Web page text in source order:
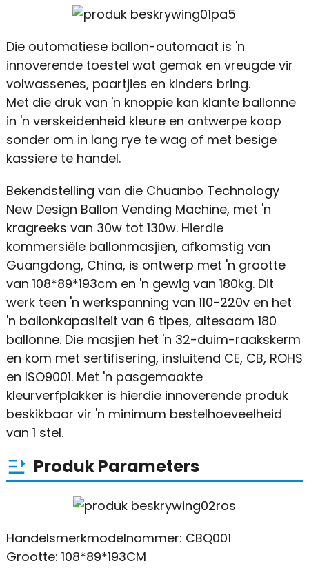
Die outomatiese ballon-outomaat is 'n
innoverende toestel wat gemak en vreugde vir
volwassenes, paartjies en kinders bring.
Met die druk van 'n knoppie kan klante ballonne
in 'n verskeidenheid kleure en ontwerpe koop
sonder om in lang rye te wag of met besige
kassiere te handel.
Bekendstelling van die Chuanbo Technology
New Design Ballon Vending Machine, met 'n
kragreeks van 30w tot 130w. Hierdie
kommersiële ballonmasjien, afkomstig van
Guangdong, China, is ontwerp met 'n grootte
van 108*89*193cm en 'n gewig van 180kg. Dit
werk teen 'n werkspanning van 110-220v en het
'n ballonkapasiteit van 6 tipes, altesaam 180
ballonne. Die masjien het 'n 32-duim-raakskerm
en kom met sertifisering, insluitend CE, CB, ROHS
en ISO9001. Met 'n pasgemaakte
kleurverfplakker is hierdie innoverende produk
beskikbaar vir 'n minimum bestelhoeveelheid
van 1 stel.
Produk Parameters
Handelsmerkmodelnommer: CBQ001
Grootte: 108*89*193CM